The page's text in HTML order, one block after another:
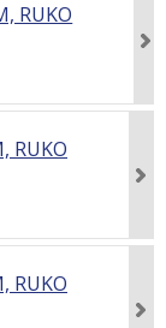
RUKO
RUKO
RUKO